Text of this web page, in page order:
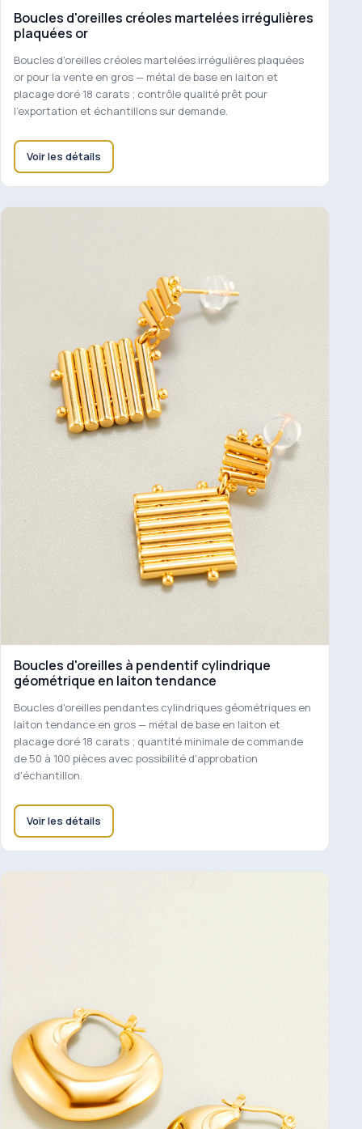
Boucles d'oreilles créoles martelées irrégulières
plaquées or
Boucles d'oreilles créoles martelées irrégulières plaquées
or pour la vente en gros — métal de base en laiton et
placage doré 18 carats ; contrôle qualité prêt pour
l'exportation et échantillons sur demande.
Voir les détails
Boucles d'oreilles à pendentif cylindrique
géométrique en laiton tendance
Boucles d'oreilles pendantes cylindriques géométriques en
laiton tendance en gros — métal de base en laiton et
placage doré 18 carats ; quantité minimale de commande
de 50 à 100 pièces avec possibilité d'approbation
d'échantillon.
Voir les détails